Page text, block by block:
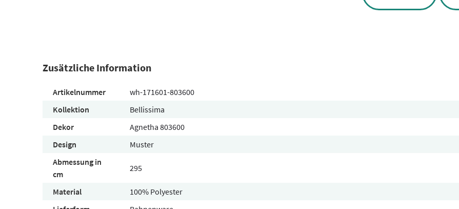
Zusätzliche Information
Artikelnummer
wh-171601-803600
Kollektion
Bellissima
Dekor
Agnetha 803600
Design
Muster
Abmessung in
cm
295
Material
100% Polyester